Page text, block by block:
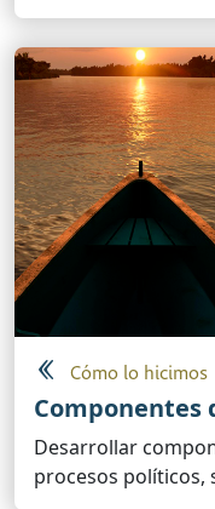
Cómo lo hicimos
Componentes
Desarrollar
procesos políticos,